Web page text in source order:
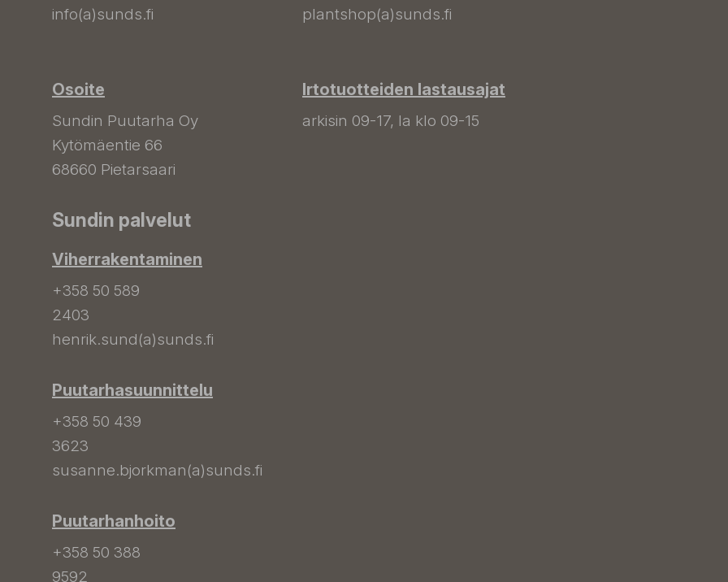
info(a)sunds.fi
Osoite
Sundin Puutarha Oy
Kytömäentie 66
68660 Pietarsaari
plantshop(a)sunds.fi
Irtotuotteiden lastausajat
arkisin 09-17, la klo 09-15
Sundin palvelut
Viherrakentaminen
+358 50 589
2403
henrik.sund(a)sunds.fi
Puutarhasuunnittelu
+358 50 439
3623
susanne.bjorkman(a)sunds.fi
Puutarhanhoito
+358 50 388
9592